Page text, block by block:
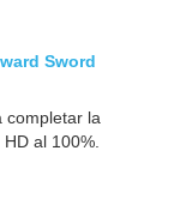
Sword
completar la
al 100%.